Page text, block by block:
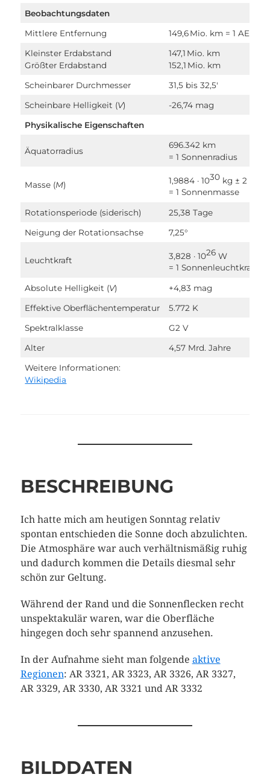
Beobachtungsdaten
Mittlere Entfernung 149,6 Mio. km = 1 AE
Kleinster Erdabstand
Größter Erdabstand
147,1 Mio. km
152,1 Mio. km
Scheinbarer Durchmesser 31,5 bis 32,5′
Scheinbare Helligkeit (V) -26,74 mag
Physikalische Eigenschaften
Äquatorradius
696.342 km
= 1 Sonnenradius
Masse (M) 1,9884 · 1030 kg ± 2 · 10
= 1 Sonnenmasse
Rotationsperiode (siderisch) 25,38 Tage
Neigung der Rotationsachse 7,25°
Leuchtkraft 3,828 · 1026 W
= 1 Sonnenleuchtkraft
Absolute Helligkeit (V) +4,83 mag
Effektive Oberflächentemperatur 5.772 K
Spektralklasse G2 V
Alter 4,57 Mrd. Jahre
Weitere Informationen:
Wikipedia
BESCHREIBUNG
Ich hatte mich am heutigen Sonntag relativ
spontan entschieden die Sonne doch abzulichten.
Die Atmosphäre war auch verhältnismäßig ruhig
und dadurch kommen die Details diesmal sehr
schön zur Geltung.
Während der Rand und die Sonnenflecken recht
unspektakulär waren, war die Oberfläche
hingegen doch sehr spannend anzusehen.
In der Aufnahme sieht man folgende aktive
Regionen: AR 3321, AR 3323, AR 3326, AR 3327,
AR 3329, AR 3330, AR 3321 und AR 3332
BILDDATEN